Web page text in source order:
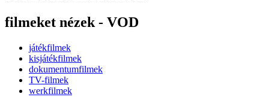
filmeket nézek - VOD
játékfilmek
kisjátékfilmek
dokumentumfilmek
TV-filmek
werkfilmek